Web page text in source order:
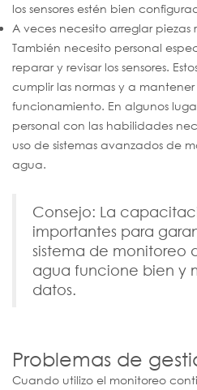
los sensores estén bien
A veces necesito arreglar
También necesito personal
reparar y revisar los sensores.
cumplir las normas y a mantener
funcionamiento. En algunos
personal con las habilidades
uso de sistemas avanzados de
agua.
Consejo: La
importantes para
sistema de monitoreo
agua funcione bien y
datos.
Problemas de
Cuando utilizo el monitoreo